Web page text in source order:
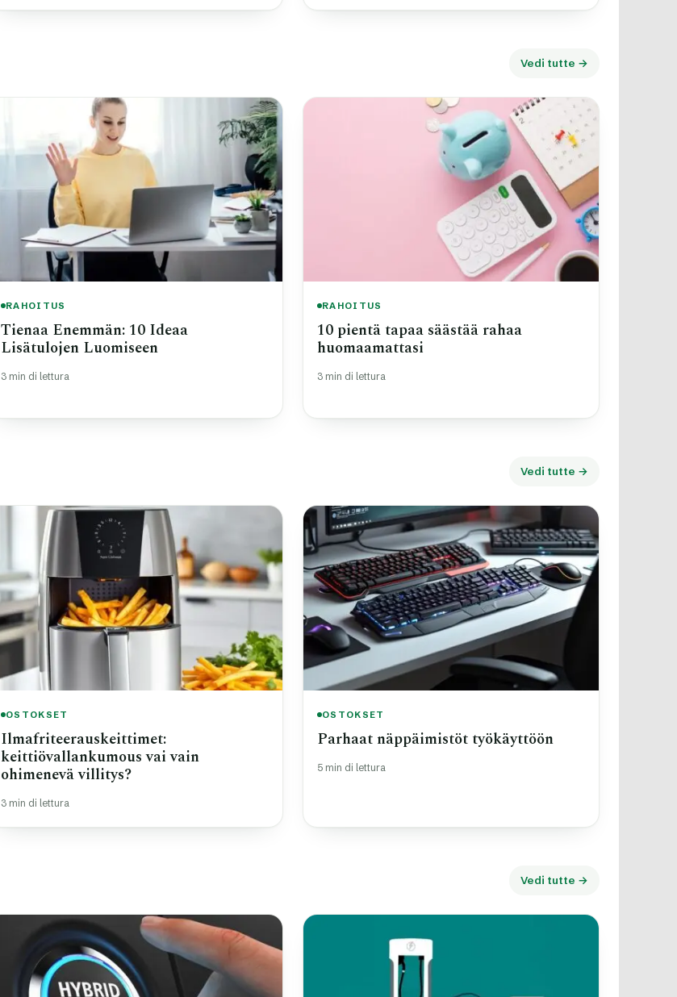
Vedi tutte →
RAHOITUS
Tienaa Enemmän: 10 Ideaa
Lisätulojen Luomiseen
3 min di lettura
RAHOITUS
10 pientä tapaa säästää rahaa
huomaamattasi
3 min di lettura
Vedi tutte →
OSTOKSET
Ilmafriteerauskeittimet:
keittiövallankumous vai vain
ohimenevä villitys?
3 min di lettura
OSTOKSET
Parhaat näppäimistöt työkäyttöön
5 min di lettura
Vedi tutte →